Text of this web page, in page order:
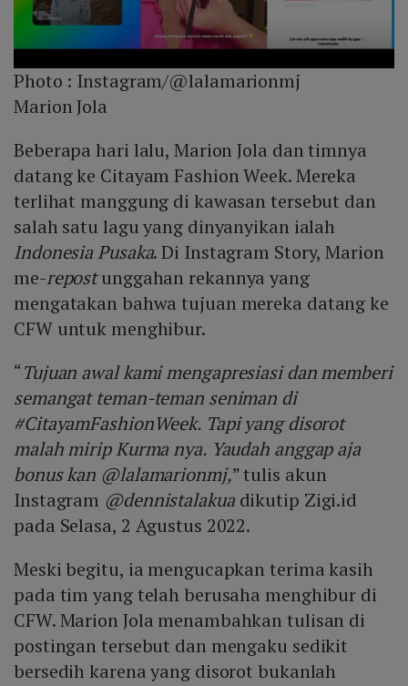
Photo : Instagram/@lalamarionmj
Marion Jola
Beberapa hari lalu, Marion Jola dan timnya
datang ke Citayam Fashion Week. Mereka
terlihat manggung di kawasan tersebut dan
salah satu lagu yang dinyanyikan ialah
Indonesia Pusaka. Di Instagram Story, Marion
me-repostunggahan rekannya yang
mengatakan bahwa tujuan mereka datang ke
CFW untuk menghibur.
“Tujuan awal kami mengapresiasi dan memberi
semangat teman-teman seniman di
#CitayamFashionWeek. Tapi yang disorot
malah mirip Kurma nya. Yaudah anggap aja
bonus kan @lalamarionmj,” tulis akun
Instagram @dennistalakuadikutip Zigi.id
pada Selasa, 2 Agustus 2022.
Meski begitu, ia mengucapkan terima kasih
pada tim yang telah berusaha menghibur di
CFW. Marion Jola menambahkan tulisan di
postingan tersebut dan mengaku sedikit
bersedih karena yang disorot bukanlah